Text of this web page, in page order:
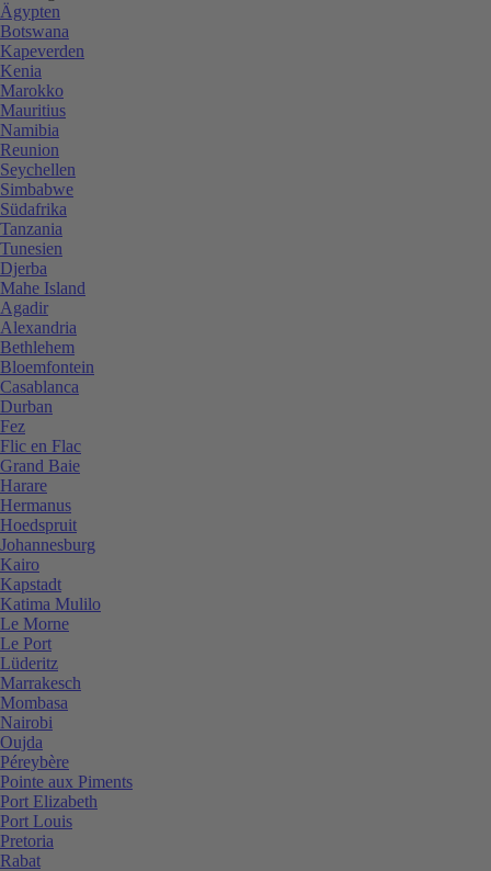
Ägypten
Botswana
Kapeverden
Kenia
Marokko
Mauritius
Namibia
Reunion
Seychellen
Simbabwe
Südafrika
Tanzania
Tunesien
Djerba
Mahe Island
Agadir
Alexandria
Bethlehem
Bloemfontein
Casablanca
Durban
Fez
Flic en Flac
Grand Baie
Harare
Hermanus
Hoedspruit
Johannesburg
Kairo
Kapstadt
Katima Mulilo
Le Morne
Le Port
Lüderitz
Marrakesch
Mombasa
Nairobi
Oujda
Péreybère
Pointe aux Piments
Port Elizabeth
Port Louis
Pretoria
Rabat